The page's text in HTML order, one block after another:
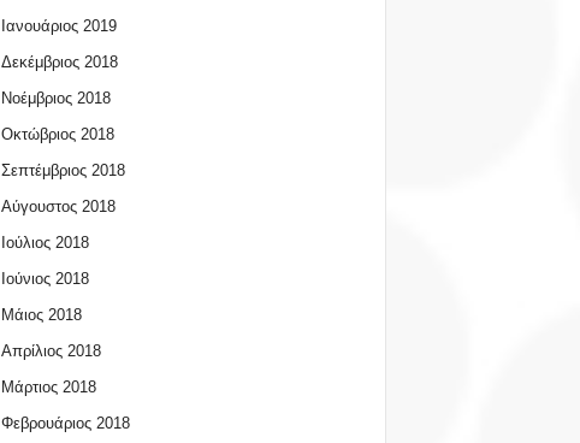
Ιανουάριος 2019
Δεκέμβριος 2018
Νοέμβριος 2018
Οκτώβριος 2018
Σεπτέμβριος 2018
Αύγουστος 2018
Ιούλιος 2018
Ιούνιος 2018
Μάιος 2018
Απρίλιος 2018
Μάρτιος 2018
Φεβρουάριος 2018